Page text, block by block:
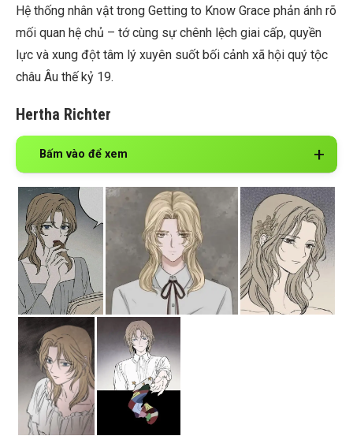
Hệ thống nhân vật trong Getting to Know Grace phản ánh rõ
mối quan hệ chủ – tớ cùng sự chênh lệch giai cấp, quyền
lực và xung đột tâm lý xuyên suốt bối cảnh xã hội quý tộc
châu Âu thế kỷ 19.
Hertha Richter
Bấm vào để xem